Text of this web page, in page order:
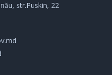
str.Puskin, 22